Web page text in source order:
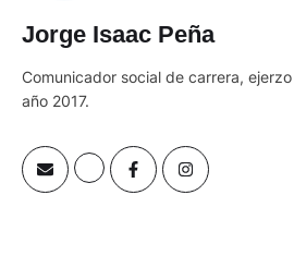
Jorge Isaac Peña
Comunicador social de carrera,
año 2017.